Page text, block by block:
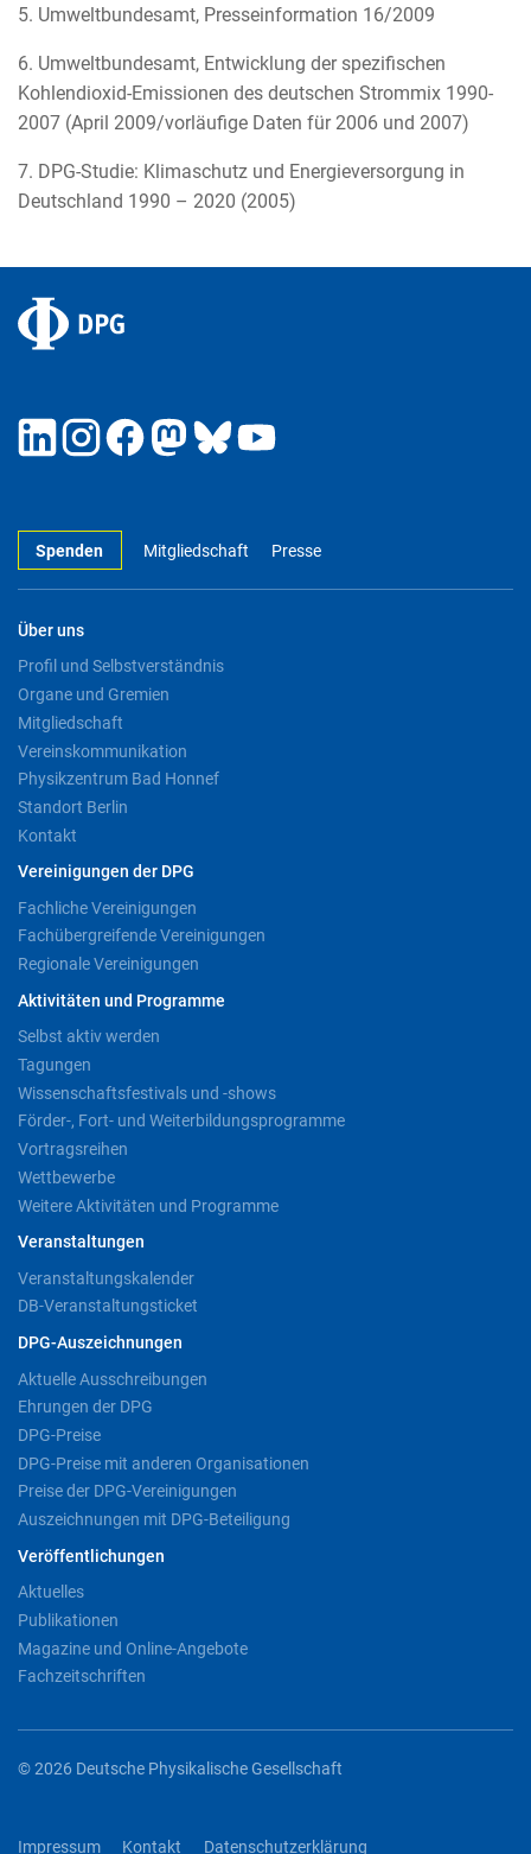
5. Umweltbundesamt, Presseinformation 16/2009
6. Umweltbundesamt, Entwicklung der spezifischen
Kohlendioxid-Emissionen des deutschen Strommix 1990-
2007 (April 2009/vorläufige Daten für 2006 und 2007)
7. DPG-Studie: Klimaschutz und Energieversorgung in
Deutschland 1990 – 2020 (2005)
Spenden Mitgliedschaft Presse
Über uns
Profil und Selbstverständnis
Organe und Gremien
Mitgliedschaft
Vereinskommunikation
Physikzentrum Bad Honnef
Standort Berlin
Kontakt
Vereinigungen der DPG
Fachliche Vereinigungen
Fachübergreifende Vereinigungen
Regionale Vereinigungen
Aktivitäten und Programme
Selbst aktiv werden
Tagungen
Wissenschaftsfestivals und -shows
Förder-, Fort- und Weiterbildungsprogramme
Vortragsreihen
Wettbewerbe
Weitere Aktivitäten und Programme
Veranstaltungen
Veranstaltungskalender
DB-Veranstaltungsticket
DPG-Auszeichnungen
Aktuelle Ausschreibungen
Ehrungen der DPG
DPG-Preise
DPG-Preise mit anderen Organisationen
Preise der DPG-Vereinigungen
Auszeichnungen mit DPG-Beteiligung
Veröffentlichungen
Aktuelles
Publikationen
Magazine und Online-Angebote
Fachzeitschriften
© 2026 Deutsche Physikalische Gesellschaft
Impressum Kontakt Datenschutzerklärung